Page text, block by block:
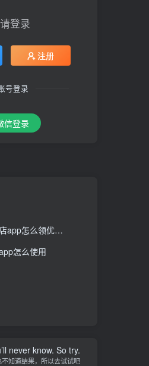
登录
注册
号登录
信登录
李宁官方旗舰店app怎么领优惠券
怎么使用
never know. So try.
知道结果，所以去试试吧